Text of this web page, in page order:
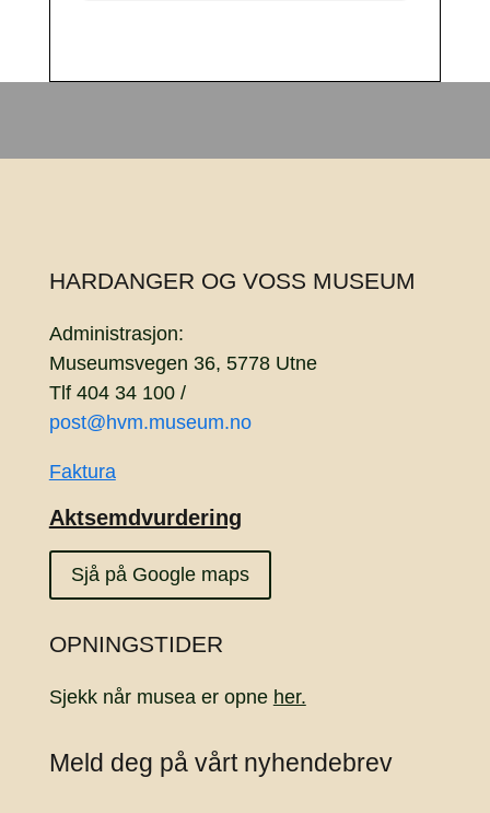
HARDANGER OG VOSS MUSEUM
Administrasjon:
Museumsvegen 36, 5778 Utne
Tlf 404 34 100 /
post@hvm.museum.no
Faktura
Aktsemdvurdering
Sjå på Google maps
OPNINGSTIDER
Sjekk når musea er opne her.
Meld deg på vårt nyhendebrev